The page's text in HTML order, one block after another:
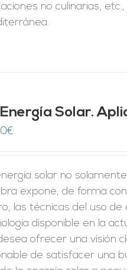
no culinarias,
Solar.
€
solar no
expone, de forma
las técnicas del uso
disponible en la
ofrecer una visión
de satisfacer una